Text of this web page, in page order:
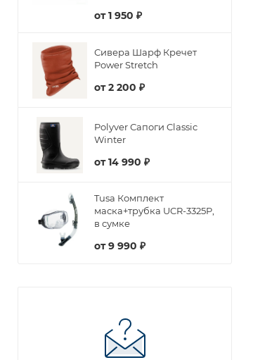
от1 950 ₽
Сивера Шарф Кречет
Power Stretch
от2 200 ₽
Polyver Сапоги Classic
Winter
от14 990 ₽
Tusa Комплект
маска+трубка UCR-3325P,
в сумке
от9 990 ₽